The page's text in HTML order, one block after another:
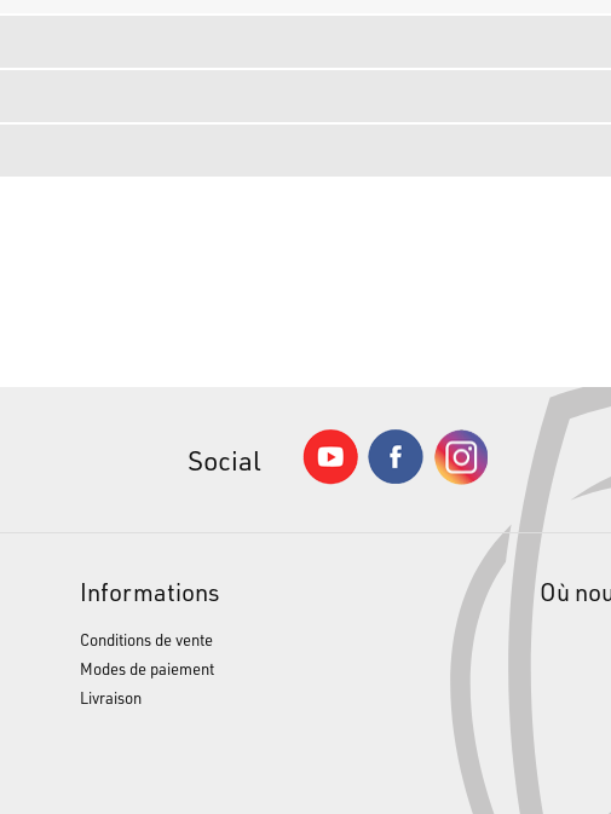
Social
Informations
Conditions de vente
Modes de paiement
Livraison
Où